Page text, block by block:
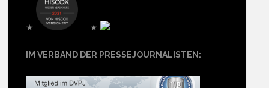
★ ★
IM VERBAND DER PRESSEJOURNALISTEN: